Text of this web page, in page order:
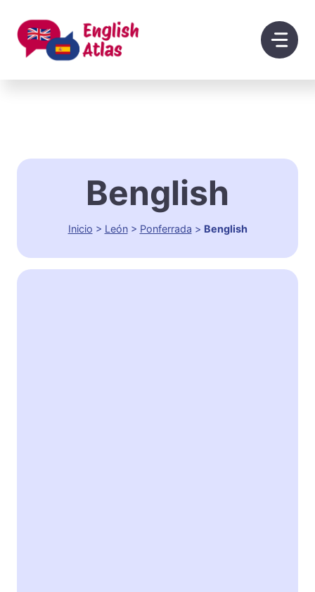
contenido
Benglish
Inicio > León> Ponferrada > Benglish